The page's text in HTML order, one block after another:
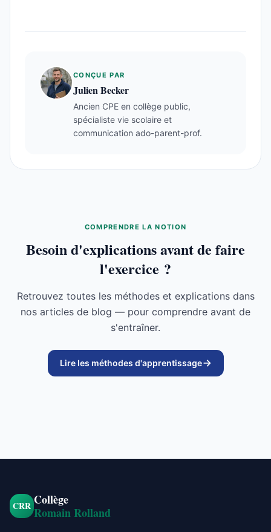
CONÇUE PAR
Julien Becker
Ancien CPE en collège public,
spécialiste vie scolaire et
communication ado-parent-prof.
COMPRENDRE LA NOTION
Besoin d'explications avant de faire
l'exercice ?
Retrouvez toutes les méthodes et explications dans
nos articles de blog — pour comprendre avant de
s'entraîner.
Lire les méthodes d'apprentissage
CRR Collège
Romain Rolland